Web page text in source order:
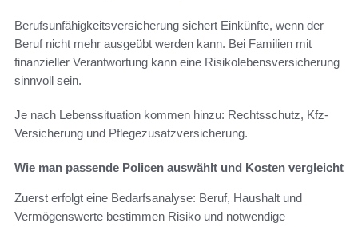
Berufsunfähigkeitsversicherung sichert Einkünfte, wenn der
Beruf nicht mehr ausgeübt werden kann. Bei Familien mit
finanzieller Verantwortung kann eine Risikolebensversicherung
sinnvoll sein.
Je nach Lebenssituation kommen hinzu: Rechtsschutz, Kfz-
Versicherung und Pflegezusatzversicherung.
Wie man passende Policen auswählt und Kosten vergleicht
Zuerst erfolgt eine Bedarfsanalyse: Beruf, Haushalt und
Vermögenswerte bestimmen Risiko und notwendige